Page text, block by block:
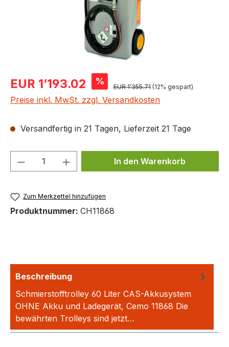
Verkaufspreis:
EUR 1’193.02 % Regulärer Preis:
EUR 1’355.71 (12% gespart)
Preise inkl. MwSt. zzgl. Versandkosten
Versandfertig in 21 Tagen, Lieferzeit 21 Tage
Produkt Anzahl: Gib denIn den Warenkorb
Zum Merkzettel hinzufügen
Produktnummer: CH11868
Beschreibung
Schmierstofftrolley 60 Liter CAS-Akkusystem
OHNE Akku und Ladegerät, Cemo 11868 Die
bewährten Trolleys sind jetzt…